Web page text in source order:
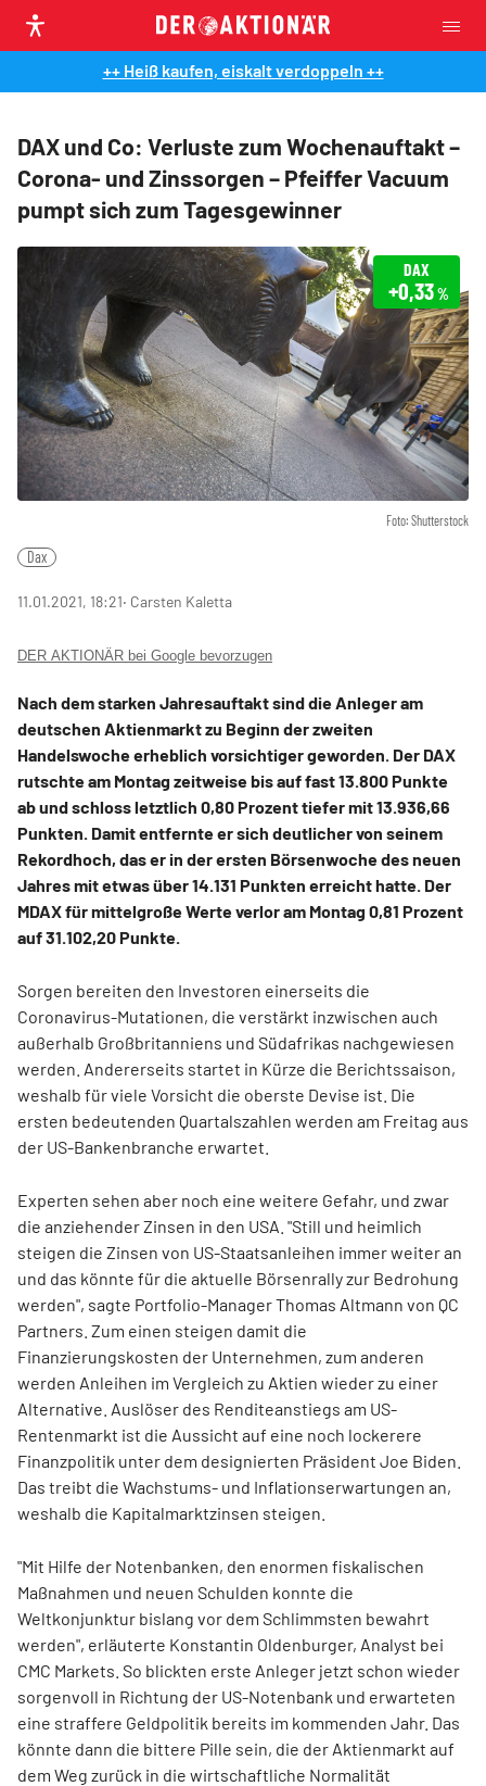
++ Heiß kaufen, eiskalt verdoppeln ++
DAX und Co: Verluste zum Wochenauftakt –
Corona- und Zinssorgen – Pfeiffer Vacuum
pumpt sich zum Tagesgewinner
Foto: Shutterstock
DAX
+0,33%
Dax
11.01.2021, 18:21‧ Carsten Kaletta
DER AKTIONÄR bei Google bevorzugen
Nach dem starken Jahresauftakt sind die Anleger am
deutschen Aktienmarkt zu Beginn der zweiten
Handelswoche erheblich vorsichtiger geworden. Der DAX
rutschte am Montag zeitweise bis auf fast 13.800 Punkte
ab und schloss letztlich 0,80 Prozent tiefer mit 13.936,66
Punkten. Damit entfernte er sich deutlicher von seinem
Rekordhoch, das er in der ersten Börsenwoche des neuen
Jahres mit etwas über 14.131 Punkten erreicht hatte. Der
MDAX für mittelgroße Werte verlor am Montag 0,81 Prozent
auf 31.102,20 Punkte.
Sorgen bereiten den Investoren einerseits die
Coronavirus-Mutationen, die verstärkt inzwischen auch
außerhalb Großbritanniens und Südafrikas nachgewiesen
werden. Andererseits startet in Kürze die Berichtssaison,
weshalb für viele Vorsicht die oberste Devise ist. Die
ersten bedeutenden Quartalszahlen werden am Freitag aus
der US-Bankenbranche erwartet.
Experten sehen aber noch eine weitere Gefahr, und zwar
die anziehender Zinsen in den USA. "Still und heimlich
steigen die Zinsen von US-Staatsanleihen immer weiter an
und das könnte für die aktuelle Börsenrally zur Bedrohung
werden", sagte Portfolio-Manager Thomas Altmann von QC
Partners. Zum einen steigen damit die
Finanzierungskosten der Unternehmen, zum anderen
werden Anleihen im Vergleich zu Aktien wieder zu einer
Alternative. Auslöser des Renditeanstiegs am US-
Rentenmarkt ist die Aussicht auf eine noch lockerere
Finanzpolitik unter dem designierten Präsident Joe Biden.
Das treibt die Wachstums- und Inflationserwartungen an,
weshalb die Kapitalmarktzinsen steigen.
"Mit Hilfe der Notenbanken, den enormen fiskalischen
Maßnahmen und neuen Schulden konnte die
Weltkonjunktur bislang vor dem Schlimmsten bewahrt
werden", erläuterte Konstantin Oldenburger, Analyst bei
CMC Markets. So blickten erste Anleger jetzt schon wieder
sorgenvoll in Richtung der US-Notenbank und erwarteten
eine straffere Geldpolitik bereits im kommenden Jahr. Das
könnte dann die bittere Pille sein, die der Aktienmarkt auf
dem Weg zurück in die wirtschaftliche Normalität